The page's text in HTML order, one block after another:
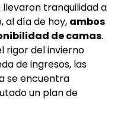
llevaron tranquilidad a
al día de hoy, ambos
de camas.
rigor del invierno
de ingresos, las
se encuentra
un plan de